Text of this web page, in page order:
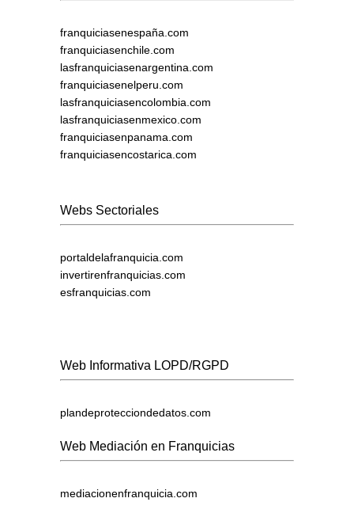
franquiciasenespaña.com
franquiciasenchile.com
lasfranquiciasenargentina.com
franquiciasenelperu.com
lasfranquiciasencolombia.com
lasfranquiciasenmexico.com
franquiciasenpanama.com
franquiciasencostarica.com
Webs Sectoriales
portaldelafranquicia.com
invertirenfranquicias.com
esfranquicias.com
Web Informativa LOPD/RGPD
plandeprotecciondedatos.com
Web Mediación en Franquicias
mediacionenfranquicia.com